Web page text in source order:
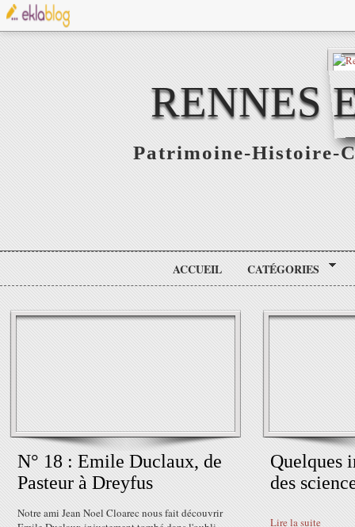
RENNES
Patrimoine-Histoire-
ACCUEIL CATÉGORIES
N° 18 : Emile Duclaux, de
Pasteur à Dreyfus
Notre ami Jean Noel Cloarec nous fait découvrir
Quelques
des
Lire la suite